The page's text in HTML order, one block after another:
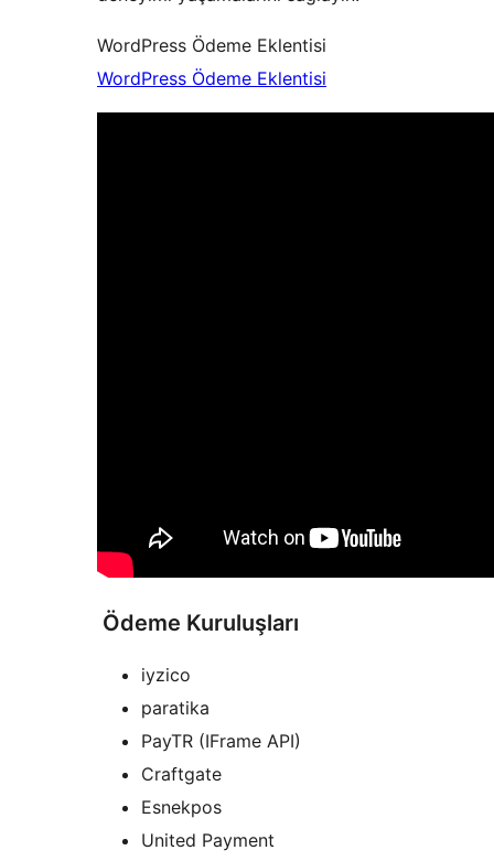
WordPress Ödeme Eklentisi
WordPress Ödeme Eklentisi
Ödeme Kuruluşları
iyzico
paratika
PayTR (IFrame API)
Craftgate
Esnekpos
United Payment